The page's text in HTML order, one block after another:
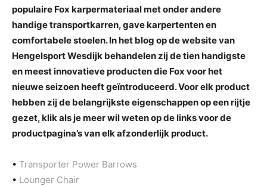
populaire Fox karpermateriaal met onder andere
handige transportkarren, gave karpertenten en
comfortabele stoelen. In het blog op de website van
Hengelsport Wesdijk behandelen zij de tien handigste
en meest innovatieve producten die Fox voor het
nieuwe seizoen heeft geïntroduceerd. Voor elk product
hebben zij de belangrijkste eigenschappen op een rijtje
gezet, klik als je meer wil weten op de links voor de
productpagina’s van elk afzonderlijk product.
• Transporter Power Barrows
• Lounger Chair